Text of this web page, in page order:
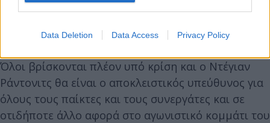
Data Deletion Data Access Privacy Policy
Όλοι βρίσκονται πλέον υπό κρίση και ο Ντέγιαν
Ράντονιτς θα είναι ο αποκλειστικός υπεύθυνος για
όλους τους παίκτες και τους συνεργάτες και σε
οτιδήποτε άλλο αφορά στο αγωνιστικό κομμάτι του